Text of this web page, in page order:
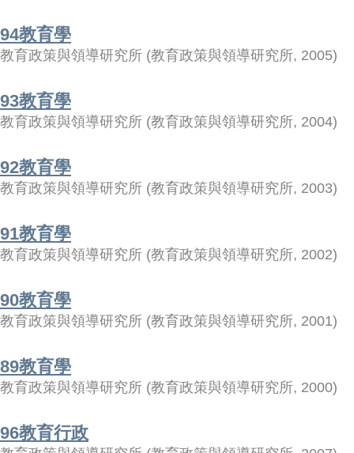
94教育學
教育政策與領導研究所 (教育政策與領導研究所, 2005)
93教育學
教育政策與領導研究所 (教育政策與領導研究所, 2004)
92教育學
教育政策與領導研究所 (教育政策與領導研究所, 2003)
91教育學
教育政策與領導研究所 (教育政策與領導研究所, 2002)
90教育學
教育政策與領導研究所 (教育政策與領導研究所, 2001)
89教育學
教育政策與領導研究所 (教育政策與領導研究所, 2000)
96教育行政